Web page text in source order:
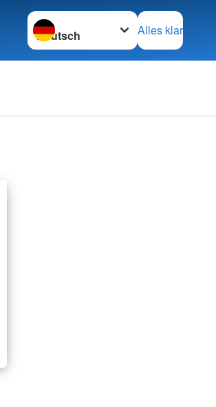
Sprache wechseln zu
Alles klar